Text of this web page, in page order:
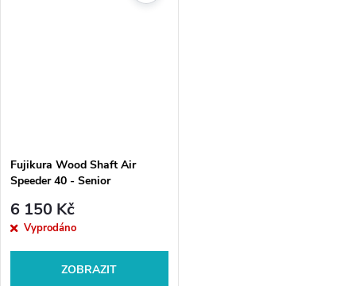
Fujikura Wood Shaft Air
Speeder 40 - Senior
6 150 Kč
Vyprodáno
ZOBRAZIT